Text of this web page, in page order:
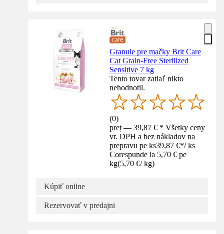
Granule pre mačky Brit Care
Cat Grain-Free Sterilized
Sensitive 7 kg
Tento tovar zatiaľ nikto
nehodnotil.
(0)
preț — 39,87 € * Všetky ceny
vr. DPH a bez nákladov na
prepravu pe ks39,87 €*/ ks
Corespunde la 5,70 € pe
kg(5,70 €/ kg)
Kúpiť online
Rezervovať v predajni